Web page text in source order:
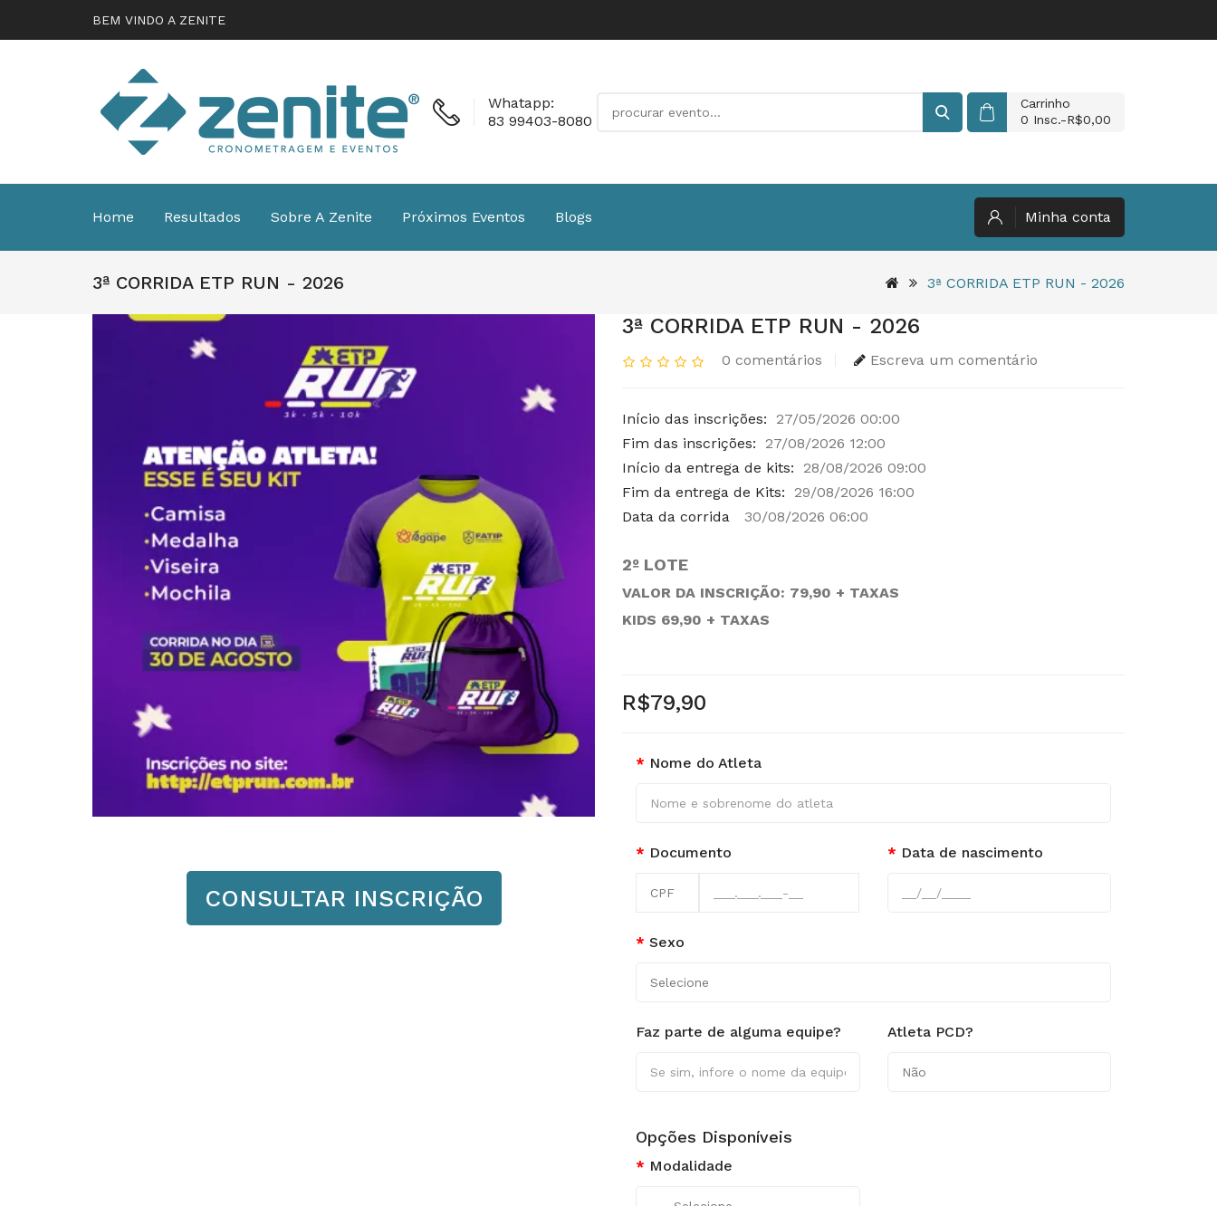
BEM VINDO A ZENITE
Whatapp:
83 99403-8080
Carrinho
0 Insc.-R$0,00
Home Resultados Sobre A Zenite Próximos Eventos Blogs Minha conta
3ª CORRIDA ETP RUN - 2026 3ª CORRIDA ETP RUN - 2026
CONSULTAR INSCRIÇÃO
3ª CORRIDA ETP RUN - 2026
0 comentários Escreva um comentário
Início das inscrições: 27/05/2026 00:00
Fim das inscrições: 27/08/2026 12:00
Início da entrega de kits: 28/08/2026 09:00
Fim da entrega de Kits: 29/08/2026 16:00
Data da corrida
30/08/2026 06:00
2º LOTE
VALOR DA INSCRIÇÃO: 79,90 + TAXAS
KIDS 69,90 + TAXAS
R$79,90
Nome do Atleta
Documento Data de nascimento
Sexo
Faz parte de alguma equipe? Atleta PCD?
Opções Disponíveis
Modalidade